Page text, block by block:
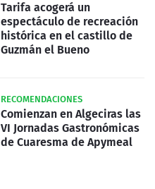
Tarifa acogerá un
espectáculo de recreación
histórica en el castillo de
Guzmán el Bueno
RECOMENDACIONES
Comienzan en Algeciras las
VI Jornadas Gastronómicas
de Cuaresma de Apymeal